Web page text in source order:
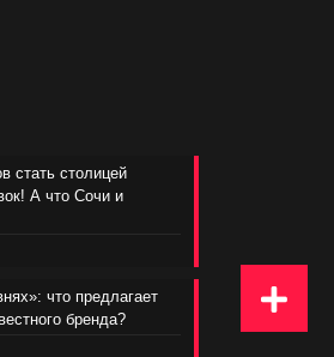
стать столицей
А что Сочи и
что предлагает
бренда?